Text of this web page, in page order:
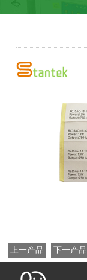
上一产品 下一产品